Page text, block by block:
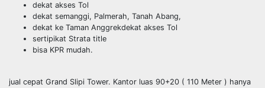
dekat akses Tol
dekat semanggi, Palmerah, Tanah Abang,
dekat ke Taman Anggrekdekat akses Tol
sertipikat Strata title
bisa KPR mudah.
jual cepat Grand Slipi Tower. Kantor luas 90+20 ( 110 Meter ) hanya